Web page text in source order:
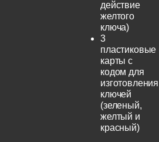
действие
желтого
ключа)
3
пластиковые
карты с
кодом для
изготовления
ключей
(зеленый,
желтый и
красный)